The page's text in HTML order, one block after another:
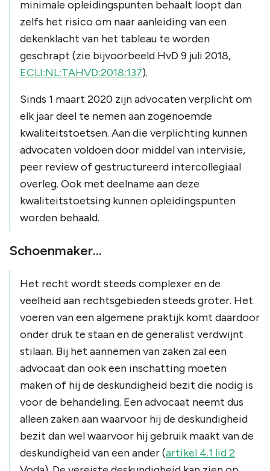
minimale opleidingspunten behaalt loopt dan
zelfs het risico om naar aanleiding van een
dekenklacht van het tableau te worden
geschrapt (zie bijvoorbeeld HvD 9 juli 2018,
ECLI:NL:TAHVD:2018:137).
Sinds 1 maart 2020 zijn advocaten verplicht om
elk jaar deel te nemen aan zogenoemde
kwaliteitstoetsen. Aan die verplichting kunnen
advocaten voldoen door middel van intervisie,
peer review of gestructureerd intercollegiaal
overleg. Ook met deelname aan deze
kwaliteitstoetsing kunnen opleidingspunten
worden behaald.
Schoenmaker…
Het recht wordt steeds complexer en de
veelheid aan rechtsgebieden steeds groter. Het
voeren van een algemene praktijk komt daardoor
onder druk te staan en de generalist verdwijnt
stilaan. Bij het aannemen van zaken zal een
advocaat dan ook een inschatting moeten
maken of hij de deskundigheid bezit die nodig is
voor de behandeling. Een advocaat neemt dus
alleen zaken aan waarvoor hij de deskundigheid
bezit dan wel waarvoor hij gebruik maakt van de
deskundigheid van een ander (artikel 4.1 lid 2